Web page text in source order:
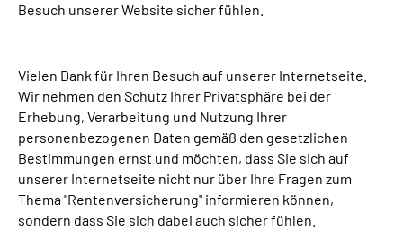
Über uns
Inhalte in Gebärdensprache (DGS)
Leichte Sprache
Suche
Besuch unserer Website sicher fühlen.
Vielen Dank für Ihren Besuch auf unserer Internetseite.
Wir nehmen den Schutz Ihrer Privatsphäre bei der
Erhebung, Verarbeitung und Nutzung Ihrer
personenbezogenen Daten gemäß den gesetzlichen
Bestimmungen ernst und möchten, dass Sie sich auf
unserer Internetseite nicht nur über Ihre Fragen zum
Thema "Rentenversicherung" informieren können,
sondern dass Sie sich dabei auch sicher fühlen.